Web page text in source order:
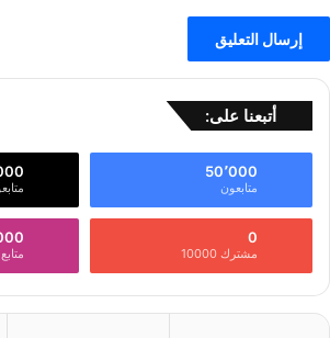
أتبعنا على:
50٬000
متابعون
0
مشترك 10000 متابع